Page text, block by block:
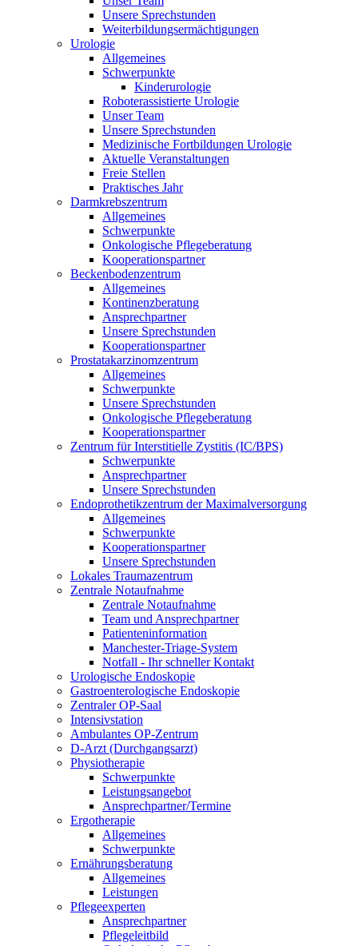
Unsere Sprechstunden
Weiterbildungsermächtigungen
Urologie
Allgemeines
Schwerpunkte
Kinderurologie
Roboterassistierte Urologie
Unser Team
Unsere Sprechstunden
Medizinische Fortbildungen Urologie
Aktuelle Veranstaltungen
Freie Stellen
Praktisches Jahr
Darmkrebszentrum
Allgemeines
Schwerpunkte
Onkologische Pflegeberatung
Kooperationspartner
Beckenbodenzentrum
Allgemeines
Kontinenzberatung
Ansprechpartner
Unsere Sprechstunden
Kooperationspartner
Prostatakarzinomzentrum
Allgemeines
Schwerpunkte
Unsere Sprechstunden
Onkologische Pflegeberatung
Kooperationspartner
Zentrum für Interstitielle Zystitis (IC/BPS)
Schwerpunkte
Ansprechpartner
Unsere Sprechstunden
Endoprothetikzentrum der Maximalversorgung
Allgemeines
Schwerpunkte
Kooperationspartner
Unsere Sprechstunden
Lokales Traumazentrum
Zentrale Notaufnahme
Zentrale Notaufnahme
Team und Ansprechpartner
Patienteninformation
Manchester-Triage-System
Notfall - Ihr schneller Kontakt
Urologische Endoskopie
Gastroenterologische Endoskopie
Zentraler OP-Saal
Intensivstation
Ambulantes OP-Zentrum
D-Arzt (Durchgangsarzt)
Physiotherapie
Schwerpunkte
Leistungsangebot
Ansprechpartner/Termine
Ergotherapie
Allgemeines
Schwerpunkte
Ernährungsberatung
Allgemeines
Leistungen
Pflegeexperten
Ansprechpartner
Pflegeleitbild